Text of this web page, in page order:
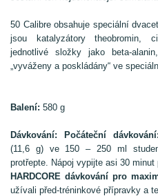
50 Calibre obsahuje speciální
jsou katalyzátory theobromin,
jednotlivé složky jako beta-
„vyváženy a poskládány“ ve
Balení: 580 g
Dávkování: Počáteční dávkování:
(11,6 g) ve 150 – 250 ml
protřepte. Nápoj vypijte asi 30 minut
HARDCORE dávkování pro
užívali před-tréninkové přípravky a